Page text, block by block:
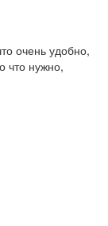
очень удобно,
что нужно,